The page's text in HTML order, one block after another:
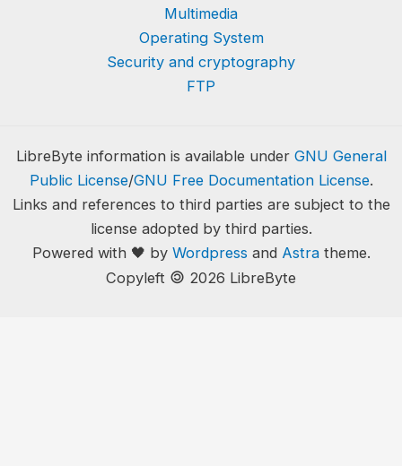
Multimedia
Operating System
Security and cryptography
FTP
LibreByte information is available under GNU General
Public License/GNU Free Documentation License.
Links and references to third parties are subject to the
license adopted by third parties.
Powered with 🖤 by Wordpress and Astratheme.
Copyleft 🄯 2026 LibreByte